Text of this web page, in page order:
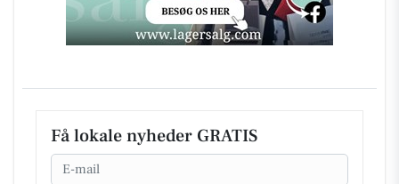
Få lokale nyheder GRATIS
Email